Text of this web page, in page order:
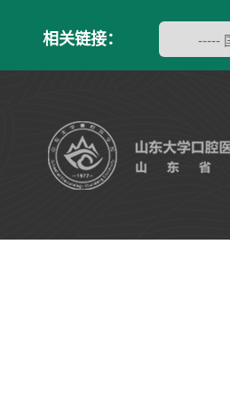
相关链接：